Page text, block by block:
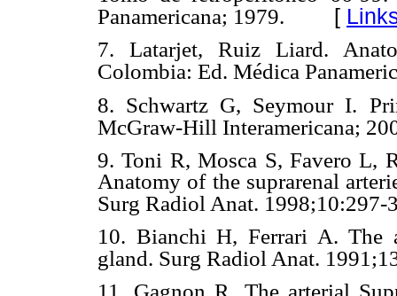
Panamericana; 1979. [
7. Latarjet, Ruiz Liard.
Colombia: Ed. Médica
8. Schwartz G, Seymour I.
McGraw-Hill Interamericana;
9. Toni R, Mosca S, Favero L,
Anatomy of the suprarenal
Surg Radiol Anat. 1998;10:297-
10. Bianchi H, Ferrari A. The
gland. Surg Radiol Anat.
11. Gagnon R. The arterial